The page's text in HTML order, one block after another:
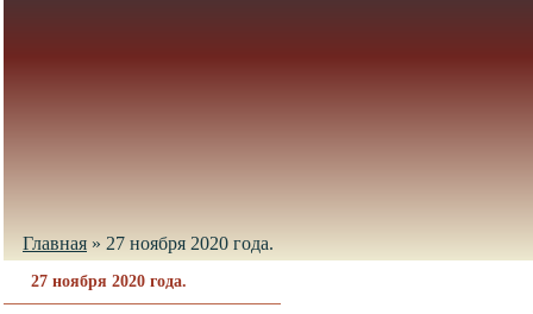
Главная » 27 ноября 2020 года.
27 ноября 2020 года.